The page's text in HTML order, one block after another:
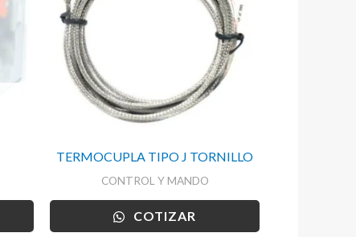
TERMOCUPLA TIPO J TORNILLO
CONTROL Y MANDO
COTIZAR